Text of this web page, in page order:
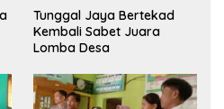
Tunggal Jaya Bertekad
Kembali Sabet Juara
Lomba Desa